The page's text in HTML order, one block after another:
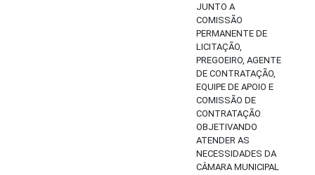
JUNTO A
COMISSÃO
PERMANENTE DE
LICITAÇÃO,
PREGOEIRO, AGENTE
DE CONTRATAÇÃO,
EQUIPE DE APOIO E
COMISSÃO DE
CONTRATAÇÃO
OBJETIVANDO
ATENDER AS
NECESSIDADES DA
CÂMARA MUNICIPAL